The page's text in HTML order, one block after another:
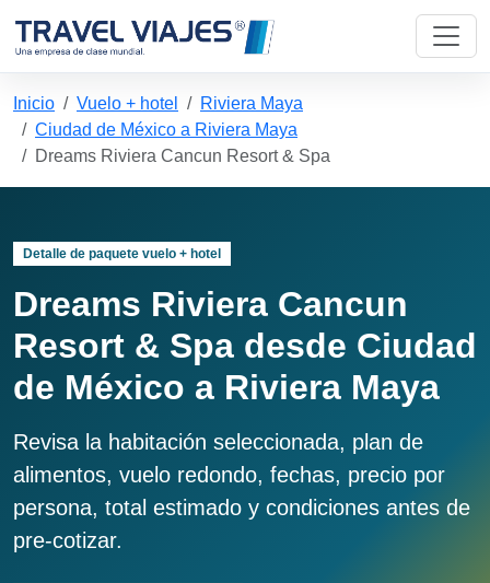
Inicio Vuelo + hotel
Riviera Maya
Ciudad de México a Riviera Maya
Dreams Riviera Cancun Resort & Spa
Detalle de paquete vuelo + hotel
Dreams Riviera Cancun
Resort & Spa desde Ciudad
de México a Riviera Maya
Revisa la habitación seleccionada, plan de
alimentos, vuelo redondo, fechas, precio por
persona, total estimado y condiciones antes de
pre-cotizar.